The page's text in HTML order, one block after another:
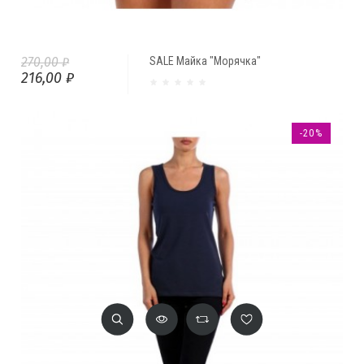
SALE Майка "Морячка"
270,00 ₽
216,00 ₽
-20%